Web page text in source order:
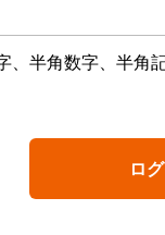
、半角数字、半角